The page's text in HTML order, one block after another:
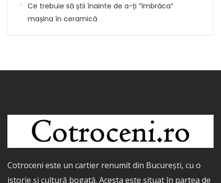
Ce trebuie să știi înainte de a-ți “îmbrăca”
mașina în ceramică
Cotroceni este un cartier renumit din București, cu o
istorie și cultură bogată. Acesta este situat în partea de